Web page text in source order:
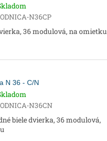
N36CP
36 modulová, na omietku
N 36 - C/N
N36CN
biele dvierka, 36 modulová,